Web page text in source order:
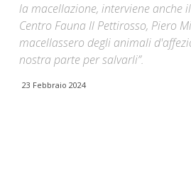
la macellazione, interviene anche
Centro Fauna Il Pettirosso, Piero
macellassero degli animali
nostra parte per salvarli”.
23 Febbraio 2024